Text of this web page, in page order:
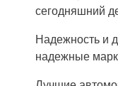
сегодняшний
Надежность и
надежные